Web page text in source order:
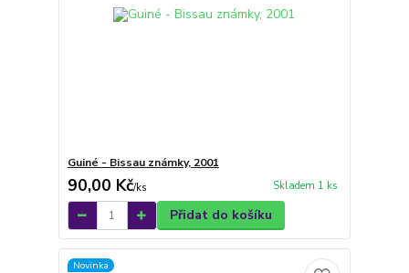
Guiné - Bissau známky, 2001
90,00 Kč/ks Skladem 1 ks
Přidat do košíku
Novinka